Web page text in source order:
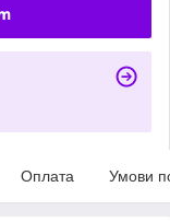
Оплата Умови